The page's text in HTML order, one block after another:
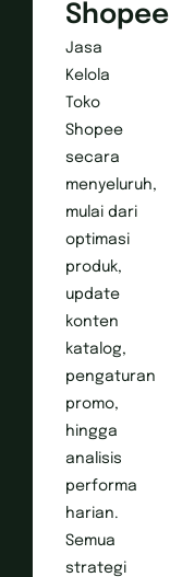
Shopee
Jasa
Kelola
Toko
Shopee
secara
menyeluruh,
mulai dari
optimasi
produk,
update
konten
katalog,
pengaturan
promo,
hingga
analisis
performa
harian.
Semua
strategi